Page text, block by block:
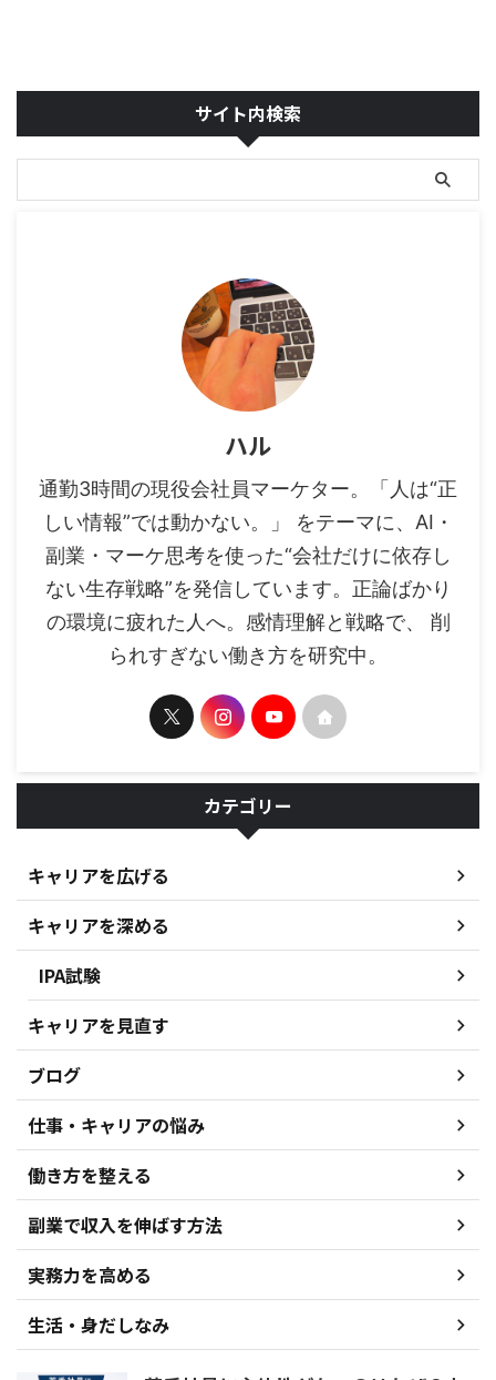
サイト内検索
ハル
通勤3時間の現役会社員マーケター。「人は“正
しい情報”では動かない。」 をテーマに、AI・
副業・マーケ思考を使った“会社だけに依存し
ない生存戦略”を発信しています。正論ばかり
の環境に疲れた人へ。感情理解と戦略で、 削
られすぎない働き方を研究中。
カテゴリー
キャリアを広げる
キャリアを深める
IPA試験
キャリアを見直す
ブログ
仕事・キャリアの悩み
働き方を整える
副業で収入を伸ばす方法
実務力を高める
生活・身だしなみ